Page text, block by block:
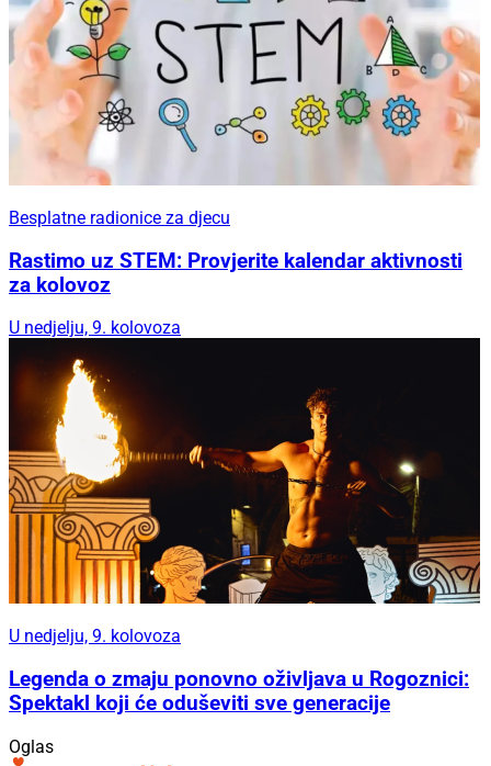
Besplatne radionice za djecu
Rastimo uz STEM: Provjerite kalendar aktivnosti
za kolovoz
U nedjelju, 9. kolovoza
U nedjelju, 9. kolovoza
Legenda o zmaju ponovno oživljava u Rogoznici:
Spektakl koji će oduševiti sve generacije
Oglas